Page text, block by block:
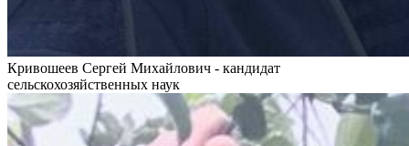
Кривошеев Сергей Михайлович - кандидат
сельскохозяйственных наук